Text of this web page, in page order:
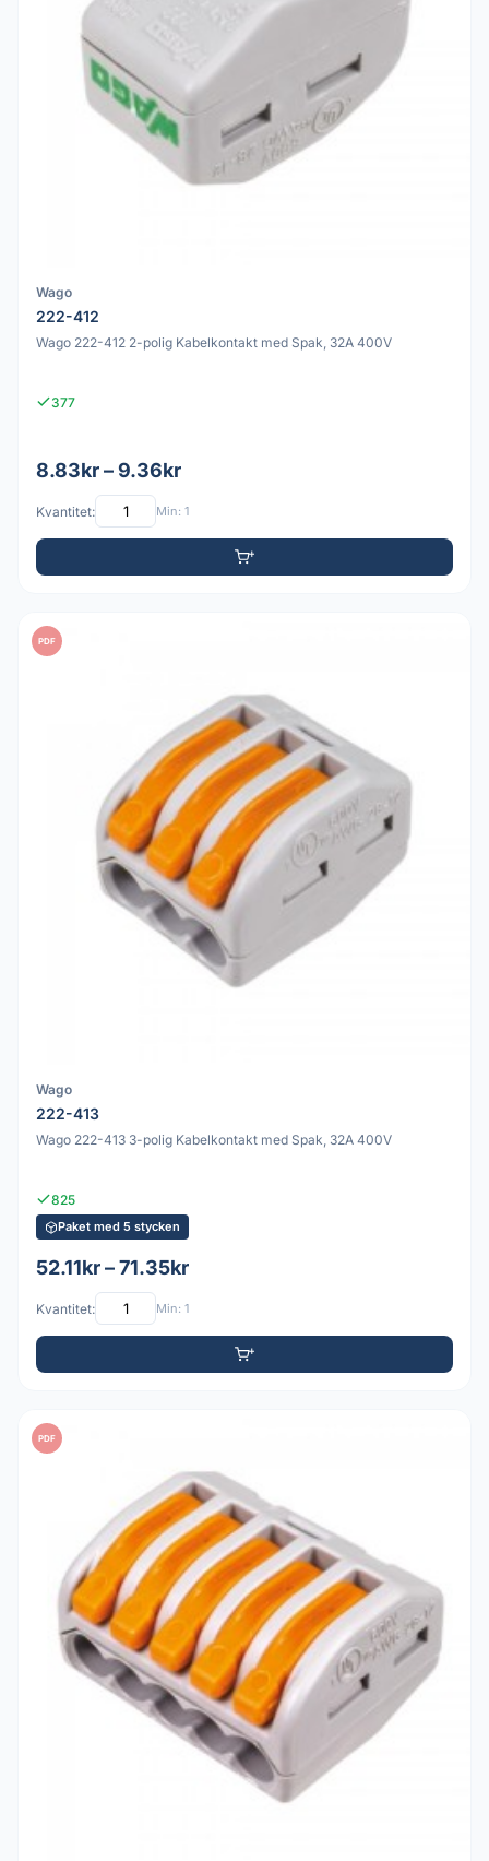
Wago
222-412
Wago 222-412 2-polig Kabelkontakt med Spak, 32A 400V
377
8.83kr – 9.36kr
Kvantitet: Min: 1
PDF
Wago
222-413
Wago 222-413 3-polig Kabelkontakt med Spak, 32A 400V
825
Paket med 5 stycken
52.11kr – 71.35kr
Kvantitet: Min: 1
PDF